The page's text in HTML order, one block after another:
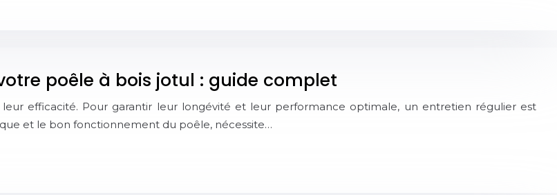
poêle à bois jotul : guide complet
efficacité. Pour garantir leur longévité et leur performance optimale, un entretien régulier est
et le bon fonctionnement du poêle, nécessite…